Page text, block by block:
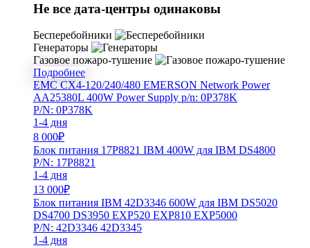
Не все дата-центры одинаковы
Бесперебойники
Генераторы
Газовое пожаро-тушение
Подробнее
EMC CX4-120/240/480 EMERSON Network Power
AA25380L 400W Power Supply p/n: 0P378K
P/N: 0P378K
1-4 дня
8 000₽
Блок питания 17P8821 IBM 400W для IBM DS4800
P/N: 17P8821
1-4 дня
13 000₽
Блок питания IBM 42D3346 600W для IBM DS5020
DS4700 DS3950 EXP520 EXP810 EXP5000
P/N: 42D3346 42D3345
1-4 дня